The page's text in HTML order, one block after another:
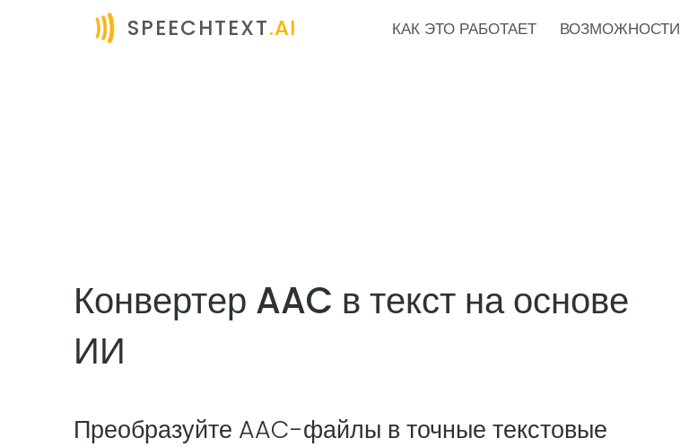
SPEECHTEXT.AI КАК ЭТО РАБОТАЕТ ВОЗМОЖНОСТИ
Конвертер AAC в текст на основе
ИИ
Преобразуйте AAC-файлы в точные текстовые